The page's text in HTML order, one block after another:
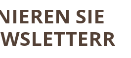
SIE